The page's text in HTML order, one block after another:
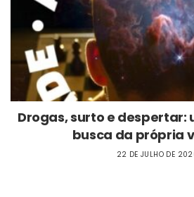
Drogas, surto e despertar:
busca da própria
22 DE JULHO DE